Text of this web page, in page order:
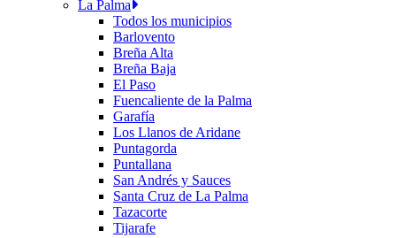
La Palma
Todos los municipios
Barlovento
Breña Alta
Breña Baja
El Paso
Fuencaliente de la Palma
Garafía
Los Llanos de Aridane
Puntagorda
Puntallana
San Andrés y Sauces
Santa Cruz de La Palma
Tazacorte
Tijarafe